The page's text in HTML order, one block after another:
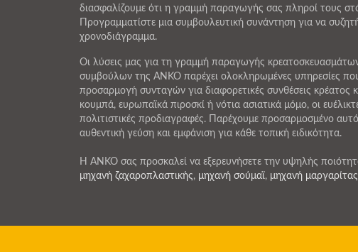
διασφαλίζουμε ότι η γραμμή παραγωγής σας πληροί τους
Προγραμματίστε μια συμβουλευτική συνάντηση για να
χρονοδιάγραμμα.
Οι λύσεις μας για τη γραμμή παραγωγής
συμβούλων της ANKO παρέχει ολοκληρωμένες υπηρεσίες
προσαρμογή συνταγών για διαφορετικές συνθέσεις κρέατος
κουμπά, ευρωπαϊκά πιροσκί ή νότια ασιατικά μόμο, οι
πολιτιστικές προδιαγραφές. Παρέχουμε προσαρμοσμένο
αυθεντική γεύση και εμφάνιση για κάθε τοπική ειδικότητα.
Η ANKO σας προσκαλεί να εξερευνήσετε την υψηλής
μηχανή ζαχαροπλαστικής, μηχανή σούμαϊ, μηχανή